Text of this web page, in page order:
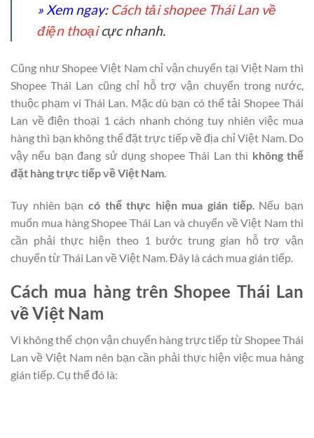
» Xem ngay: Cách tải shopee Thái Lan về
điện thoạicực nhanh.
Cũng như Shopee Việt Nam chỉ vận chuyển tại Việt Nam thì
Shopee Thái Lan cũng chỉ hỗ trợ vận chuyển trong nước,
thuộc phạm vi Thái Lan. Mặc dù bạn có thể tải Shopee Thái
Lan về điện thoại 1 cách nhanh chóng tuy nhiên việc mua
hàng thì bạn không thể đặt trực tiếp về địa chỉ Việt Nam. Do
vậy nếu bạn đang sử dụng shopee Thái Lan thì không thể
đặt hàng trực tiếp về Việt Nam.
Tuy nhiên bạn có thể thực hiện mua gián tiếp. Nếu bạn
muốn mua hàng Shopee Thái Lan và chuyển về Việt Nam thì
cần phải thực hiện theo 1 bước trung gian hỗ trợ vận
chuyển từ Thái Lan về Việt Nam. Đây là cách mua gián tiếp.
Cách mua hàng trên Shopee Thái Lan
về Việt Nam
Vì không thể chọn vận chuyển hàng trực tiếp từ Shopee Thái
Lan về Việt Nam nên bạn cần phải thực hiện việc mua hàng
gián tiếp. Cụ thể đó là: